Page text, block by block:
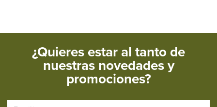
¿Quieres estar al tanto de
nuestras novedades y
promociones?